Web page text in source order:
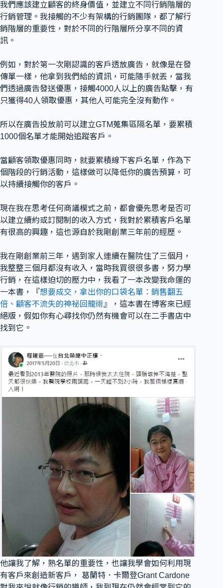
我們應該建立顧客的終身價值，並建立不同行銷階層的
行銷管理。我接觸的不少有架構的行銷團隊，都了解行
銷階層的重要性，對於不同的行階層所分享不同的資
訊。
例如，對於第一次剛認識的客戶透放廣告，就像是在發
傳單一樣，他拿到我們給的資訊，可能隨手就丟，當我
們透過廣告發送優惠，接觸4000人以上的廣告點擊，有
只獲得40人領取優惠，其他人可能完全沒有動作。
所以在廣告投放前可以建立GTM蒐集區隔名單，要累積
1000個名單才能開始追蹤客戶。
當顧客領取優惠同時，就要累積線下客戶名單，作為下
個階段的行銷活動，這樣做可以降低你的廣告預算，可
以持續接觸你的客戶。
現在我在思考任何商議模式之前，都會優先思考是否可
以建立續約或訂閱制的收入方式，我對於累積客戶名單
有很高的興趣，這也源自於我剛創業三年前的經歷。
我在剛創業前三年，遇到家人連續在醫院住了三個月，
我整整三個月都沒有收入，當時我買很很多書，努力學
行銷，在這樣迫切的壓力中，我看了一本改變我命運的
一本書，『 想要成交，拿出你的口袋名單：銷售翻五
倍、顧客不流失的神祕回籠術』，這本書在博客來已經
絕版，假如你有心尋找你仍然有機會可以在二手書店中
找到它。
他讓我了解，熟名單的重要性，也讓我學會如何利用現
有客戶來創造新客戶， 葛蘭特．卡爾登Grant Cardone